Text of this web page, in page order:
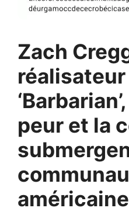
Zach
réalisateur
peur et la